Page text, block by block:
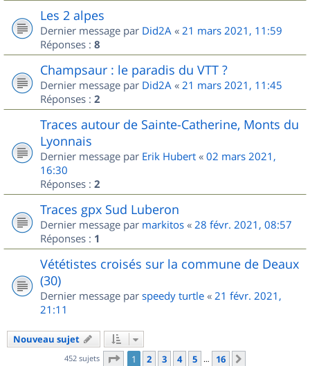
Les 2 alpes
Dernier message par Did2A « 21 mars 2021, 11:59
Réponses : 8
Champsaur : le paradis du VTT ?
Dernier message par Did2A « 21 mars 2021, 11:45
Réponses : 2
Traces autour de Sainte-Catherine, Monts du
Lyonnais
Dernier message par Erik Hubert « 02 mars 2021,
16:30
Réponses : 2
Traces gpx Sud Luberon
Dernier message par markitos « 28 févr. 2021, 08:57
Réponses : 1
Vététistes croisés sur la commune de Deaux
(30)
Dernier message par speedy turtle « 21 févr. 2021,
21:11
Nouveau sujet
452 sujets Page 1sur
1 2 3 4 5 … 16